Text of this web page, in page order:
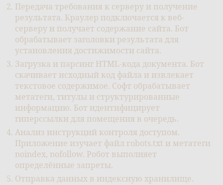
Передача требования к серверу и получение
результата. Краулер подключается к веб-
серверу и получает содержание сайта. Бот
обрабатывает заголовки результата для
установления достижимости сайта.
Загрузка и парсинг HTML-кода документа. Бот
скачивает исходный код файла и извлекает
текстовое содержимое. Софт обрабатывает
метатеги, титулы и структурированные
информацию. Бот идентифицирует
гиперссылки для помещения в очередь.
Анализ инструкций контроля доступом.
Приложение изучает файл robots.txt и метатеги
noindex, nofollow. Робот выполняет
определённые запреты.
Отправка данных в индексную хранилище.